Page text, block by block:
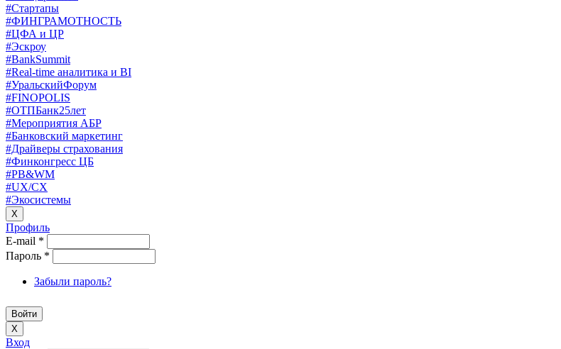
#Стартапы
#ФИНГРАМОТНОСТЬ
#ЦФА и ЦР
#Эскроу
#BankSummit
#Real-time аналитика и BI
#УральскийФорум
#FINOPOLIS
#ОТПБанк25лет
#Мероприятия АБР
#Банковский маркетинг
#Драйверы страхования
#Финконгресс ЦБ
#PB&WM
#UX/CX
#Экосистемы
X
Профиль
E-mail *
Пароль *
Забыли пароль?
X
Вход